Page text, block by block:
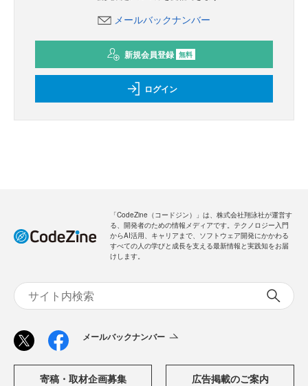
メールバックナンバー
新規会員登録 無料
ログイン
「CodeZine（コードジン）」は、株式会社翔泳社が運営す
る、開発者のための情報メディアです。テクノロジー入門
からAI活用、キャリアまで、ソフトウェア開発にかかわる
すべての人の学びと成長を支える最新情報と実践知をお届
けします。
メールバックナンバー
寄稿・取材企画募集 広告掲載のご案内